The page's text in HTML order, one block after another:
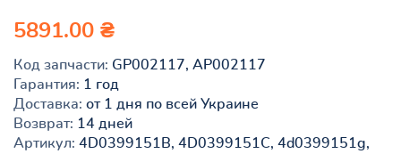
5891.00 ₴
Код запчасти: GP002117, AP002117
Гарантия: 1 год
Доставка: от 1 дня по всей Украине
Возврат: 14 дней
Артикул: 4D0399151B, 4D0399151C, 4d0399151g,